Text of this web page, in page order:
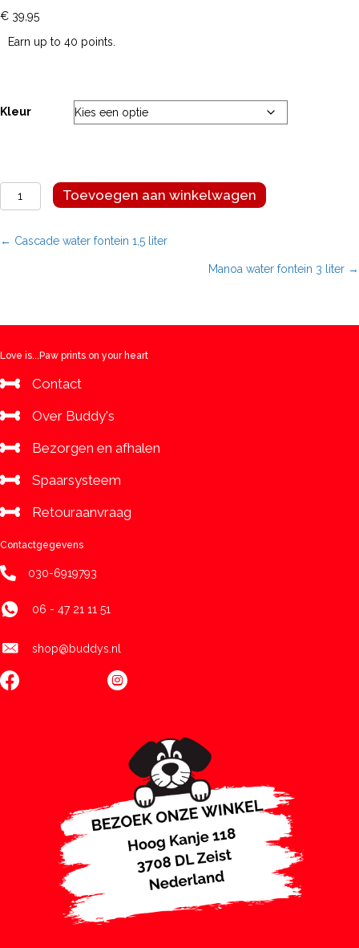
€ 39,95
Earn up to 40 points.
Kleur
water
Toevoegen aan winkelwagen
Posts
← Cascade water fontein 1,5 liter
Manoa water fontein 3 liter →
Love is...Paw prints on your heart
Contact
Over Buddy's
Bezorgen en afhalen
Spaarsysteem
Retouraanvraag
Contactgegevens
030-6919793
06 - 47 21 11 51
shop@buddys.nl